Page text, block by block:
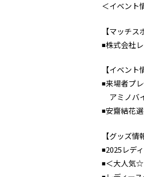
＜イベント
【マッチス
◾️株式会社
【イベント
◾️来場者プ
アミノバ
◾️安齋結花
【グッズ情
◾️2025レデ
◾️＜大人気